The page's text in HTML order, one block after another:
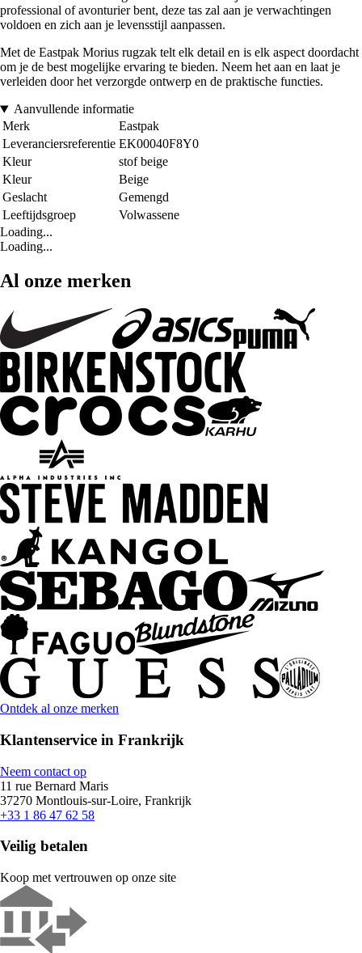
professional of avonturier bent, deze tas zal aan je verwachtingen
voldoen en zich aan je levensstijl aanpassen.
Met de Eastpak Morius rugzak telt elk detail en is elk aspect doordacht
om je de best mogelijke ervaring te bieden. Neem het aan en laat je
verleiden door het verzorgde ontwerp en de praktische functies.
Aanvullende informatie
Merk
Eastpak
Leveranciersreferentie EK00040F8Y0
Kleur
stof beige
Kleur
Beige
Geslacht
Gemengd
Leeftijdsgroep
Volwassene
Loading...
Loading...
Al onze merken
Ontdek al onze merken
Klantenservice in Frankrijk
Neem contact op
11 rue Bernard Maris
37270 Montlouis-sur-Loire, Frankrijk
+33 1 86 47 62 58
Veilig betalen
Koop met vertrouwen op onze site